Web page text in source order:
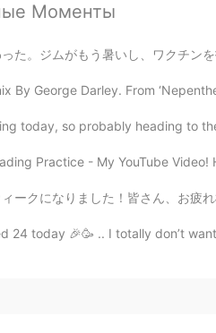
Моменты
ジムがもう暑いし、ワクチンを打ったし、先週
By George Darley. From
today, so probably heading to
Practice - My YouTube
りました！皆さん、お疲れ様でした！今日は散歩してお寿司を食べ
24 today 🎉🥳 .. I totally don’t